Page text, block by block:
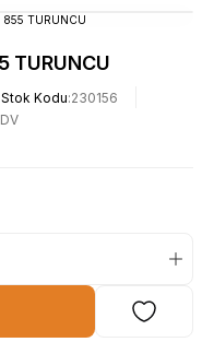
TURUNCU
Stok Kodu 230156